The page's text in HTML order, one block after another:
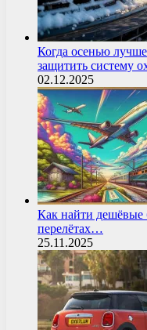
Когда осенью
защитить систему
02.12.2025
Как найти дешёвые
перелётах…
25.11.2025